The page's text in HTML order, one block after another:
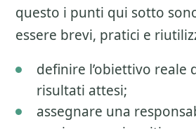
questo i punti qui sotto
essere brevi, pratici e
definire l’obiettivo reale
risultati attesi;
assegnare una